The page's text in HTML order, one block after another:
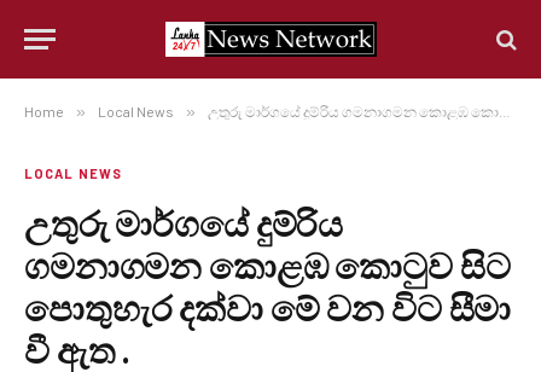
Home » Local News » උතුරු මාර්ගයේ දුම්රිය ගමනාගමන කොළඹ කොටුව සිට පොතුහැර දක්වා මේ වන විට සීමා වී ඇත .
LOCAL NEWS
උතුරු මාර්ගයේ දුම්රිය
ගමනාගමන කොළඹ කොටුව සිට
පොතුහැර දක්වා මේ වන විට සීමා
වී ඇත .